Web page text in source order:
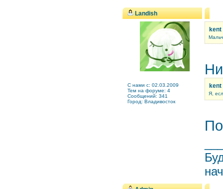
Landish
C нами с: 02.03.2009
Тем на форуме: 4
Сообщений: 341
Город: Владивосток
Я,